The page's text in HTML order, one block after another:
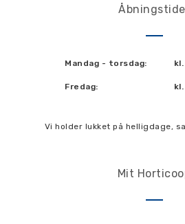
Mandag - torsdag:
Fredag:
Vi holder lukket på helligdage,
Mit